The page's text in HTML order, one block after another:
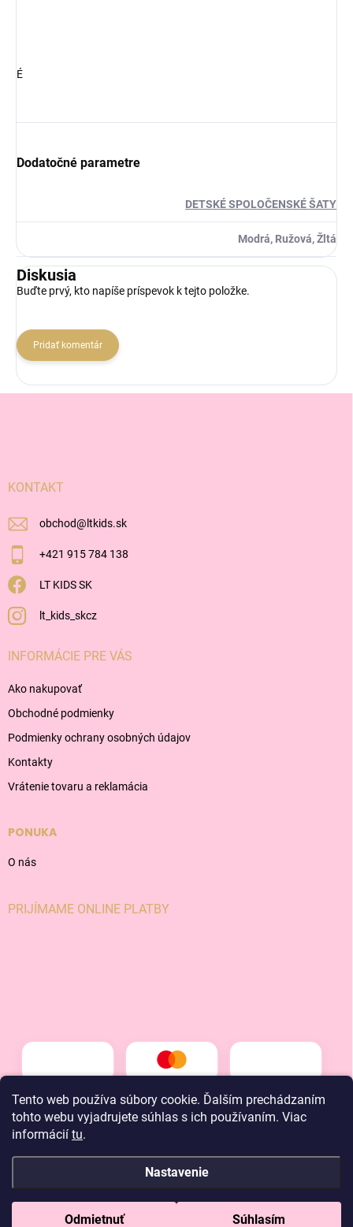
Tento web používa súbory cookie. Ďalším prechádzaním
tohto webu vyjadrujete súhlas s ich používaním. Viac
informácií tu.
Nastavenie
Odmietnuť Súhlasím
É
Dodatočné parametre
DETSKÉ SPOLOČENSKÉ ŠATY
Modrá, Ružová, Žltá
Diskusia
Buďte prvý, kto napíše príspevok k tejto položke.
Pridať komentár
KONTAKT
obchod@ ltkids.sk
+421 915 784 138
LT KIDS SK
lt_kids_skcz
INFORMÁCIE PRE VÁS
Ako nakupovať
Obchodné podmienky
Podmienky ochrany osobných údajov
Kontakty
Vrátenie tovaru a reklamácia
PONUKA
O nás
PRIJÍMAME ONLINE PLATBY
Copyright 2026LT kids. Všetky práva vyhradené.